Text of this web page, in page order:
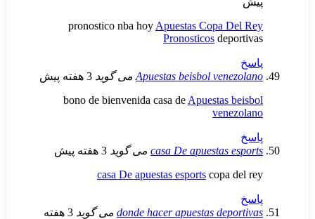
pronostico nba hoy Apuestas Copa
Pronosticos
Apuestas beisbol می گوید 3 هفته پیش
bono de bienvenida casa de
casa De می گوید 3 هفته پیش
casa De apuestas esports
donde hacer apuestas می گوید 3 هفته